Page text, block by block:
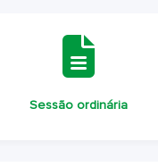
Sessão ordinária